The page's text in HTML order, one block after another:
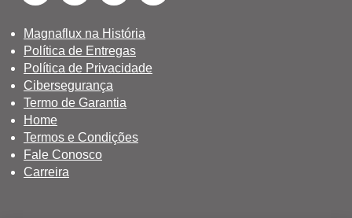
n
k
e
d
I
n
a
c
e
b
o
o
k
u
T
b
e
Magnaflux na História
Política de Entregas
Política de Privacidade
Cibersegurança
Termo de Garantia
Home
Termos e Condições
Fale Conosco
Carreira